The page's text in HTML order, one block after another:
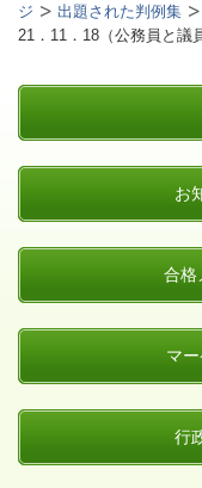
ジ
出題された判例集
21．11．18（公務員と議
お
合格
マ
行